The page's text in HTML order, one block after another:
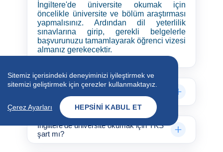
İngiltere'de üniversite okumak için
öncelikle üniversite ve bölüm araştırması
yapmalısınız. Ardından dil yeterlilik
sınavlarına girip, gerekli belgelerle
başvurunuzu tamamlayarak öğrenci vizesi
almanız gerekecektir.
İngiltere'de üniversite okumak için ne
gerekiyor?
İngiltere'de üniversite okumak için YKS
şart mı?
Sitemiz içerisindeki deneyiminizi iyileştirmek ve
sitemizi geliştirmek için çerezler kullanmaktayız.
Çerez Ayarları HEPSINI KABUL ET